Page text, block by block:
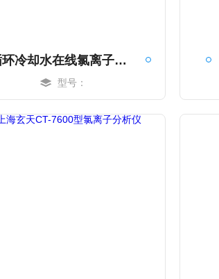
循环冷却水在线氯离子分析仪
型号：